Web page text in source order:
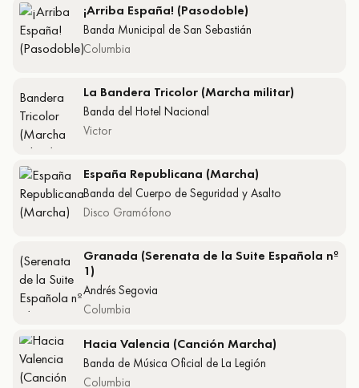
¡Arriba España! (Pasodoble)
Banda Municipal de San Sebastián
Columbia
La Bandera Tricolor (Marcha militar)
Banda del Hotel Nacional
Victor
España Republicana (Marcha)
Banda del Cuerpo de Seguridad y Asalto
Disco Gramófono
Granada (Serenata de la Suite Española nº
1)
Andrés Segovia
Columbia
Hacia Valencia (Canción Marcha)
Banda de Música Oficial de La Legión
Columbia